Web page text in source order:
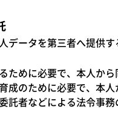
データを第三者へ提供す
めに必要で、本人か
のために必要で、本
者などによる法令事